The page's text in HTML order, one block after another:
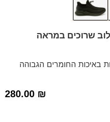
שרוכים במראה
באיכות החומרים הגבוהה
280.00 ₪